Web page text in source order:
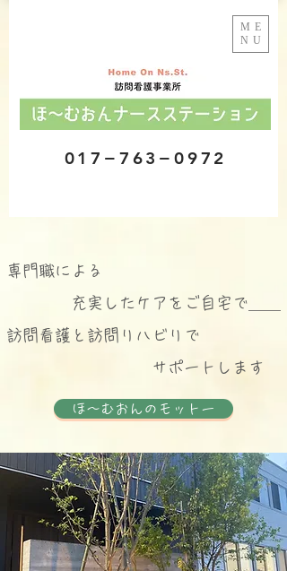
ME
NU
​017−763−0972
​専門職による
充実したケアを ご自宅で＿＿
訪問看護と訪問リハビリで
サポートします
ほ〜むおんのモットー